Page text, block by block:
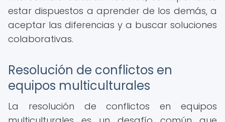
estar dispuestos a aprender de los demás, a
aceptar las diferencias y a buscar soluciones
colaborativas.
Resolución de conflictos en
equipos multiculturales
La resolución de conflictos en equipos